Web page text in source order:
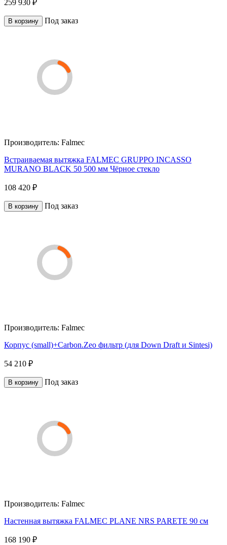
259 930 ₽
В корзину Под заказ
Производитель: Falmec
Встраиваемая вытяжка FALMEC GRUPPO INCASSO
MURANO BLACK 50 500 мм Чёрное стекло
108 420 ₽
В корзину Под заказ
Производитель: Falmec
Корпус (small)+Carbon.Zeo фильтр (для Down Draft и Sintesi)
54 210 ₽
В корзину Под заказ
Производитель: Falmec
Настенная вытяжка FALMEC PLANE NRS PARETE 90 см
168 190 ₽